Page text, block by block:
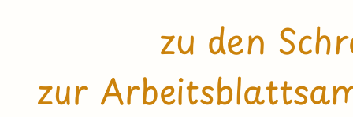
zu den
zur